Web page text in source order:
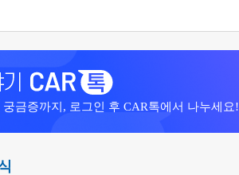
금증까지, 로그인 후 CAR톡에서 나누세요!